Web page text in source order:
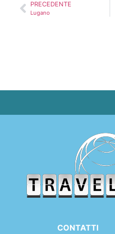
PRECEDENTE
Lugano
CONTATTI